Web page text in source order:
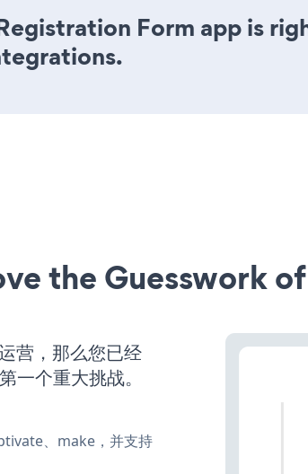
Form app is
the Guesswork
营，那么您已经
一个重大挑战。
、make，并支持